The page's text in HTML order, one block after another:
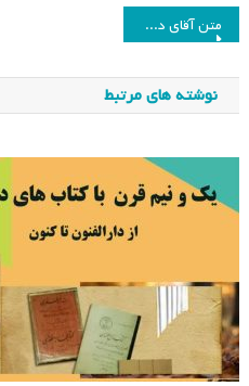
راهبری
نوشته
متن آقای دکتر محمود مهرمحمدی در “مراسم نکوداشت خانم دکتر زهرا گویا”
نوشته های مرتبط